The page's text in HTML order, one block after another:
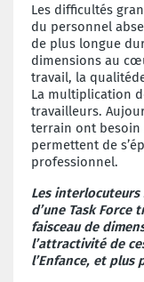
Les difficultés
du personnel
de plus longue
dimensions au
travail, la qualité
La multiplication
travailleurs.
terrain ont besoin
permettent de
professionnel.
Les interlocuteurs
d’une Task Force
faisceau de
l’attractivité de
l’Enfance, et plus